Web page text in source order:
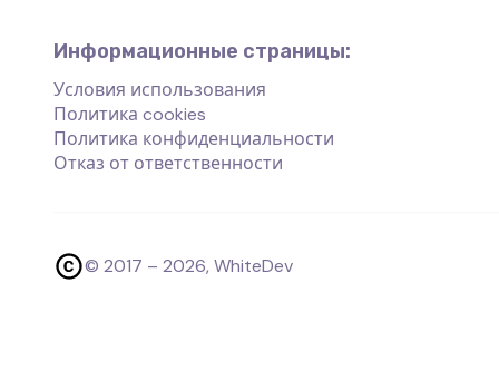
Информационные страницы:
Условия использования
Политика cookies
Политика конфиденциальности
Отказ от ответственности
© 2017 – 2026, WhiteDev